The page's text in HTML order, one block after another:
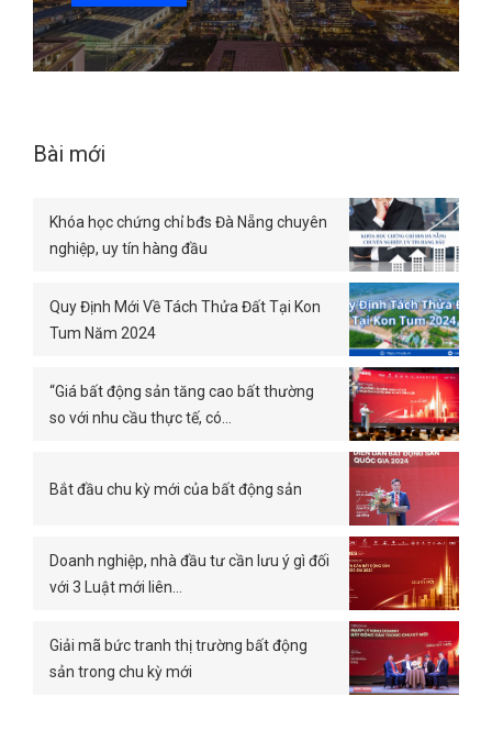
Bài mới
Khóa học chứng chỉ bđs Đà Nẵng chuyên
nghiệp, uy tín hàng đầu
Quy Định Mới Về Tách Thửa Đất Tại Kon
Tum Năm 2024
“Giá bất động sản tăng cao bất thường
so với nhu cầu thực tế, có…
Bắt đầu chu kỳ mới của bất động sản
Doanh nghiệp, nhà đầu tư cần lưu ý gì đối
với 3 Luật mới liên…
Giải mã bức tranh thị trường bất động
sản trong chu kỳ mới